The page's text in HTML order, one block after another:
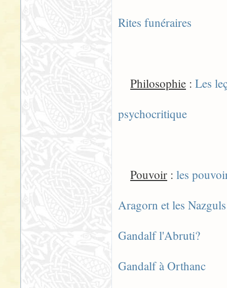
Rites funéraires
Philosophie : Les
psychocritique
Pouvoir : les
Aragorn et les Nazguls
Gandalf l'Abruti?
Gandalf à Orthanc